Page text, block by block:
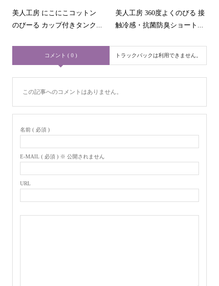
美人工房 にこにこコットン
のびーる カップ付きタンク...
美人工房 360度よくのびる 接
触冷感・抗菌防臭ショート...
コメント ( 0 ) トラックバックは利用できません。
この記事へのコメントはありません。
名前 ( 必須 )
E-MAIL ( 必須 ) ※ 公開されません
URL